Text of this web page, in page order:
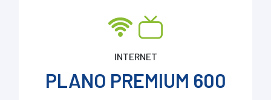
INTERNET
PLANO PREMIUM 600